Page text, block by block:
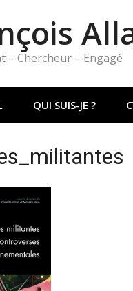
– Chercheur – Engagé
QUI SUIS-JE ?